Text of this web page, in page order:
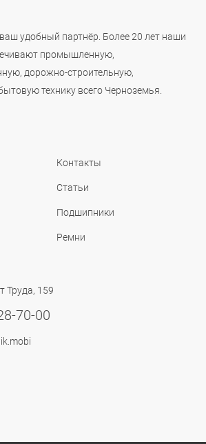
удобный партнёр. Более 20 лет наши
промышленную,
дорожно-строительную,
технику всего Черноземья.
Контакты
Статьи
Подшипники
Ремни
Труда, 159
70-00